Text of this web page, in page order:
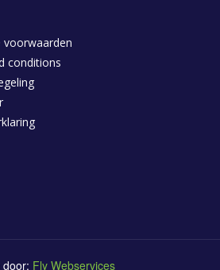
voorwaarden
conditions
Fly Webservices